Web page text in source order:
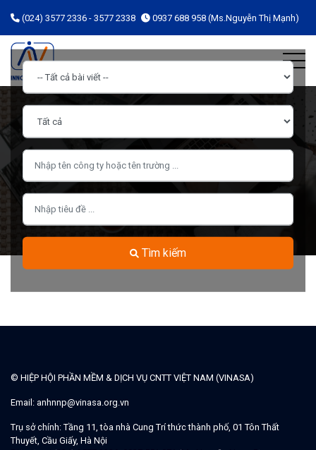
(024) 3577 2336 - 3577 2338 0937 688 958 (Ms.Nguyễn Thị Mạnh)
Tìm kiếm
© HIỆP HỘI PHẦN MỀM & DỊCH VỤ CNTT VIỆT NAM (VINASA)
Email: anhnnp@vinasa.org.vn
Trụ sở chính: Tầng 11, tòa nhà Cung Trí thức thành phố, 01 Tôn Thất
Thuyết, Cầu Giấy, Hà Nội